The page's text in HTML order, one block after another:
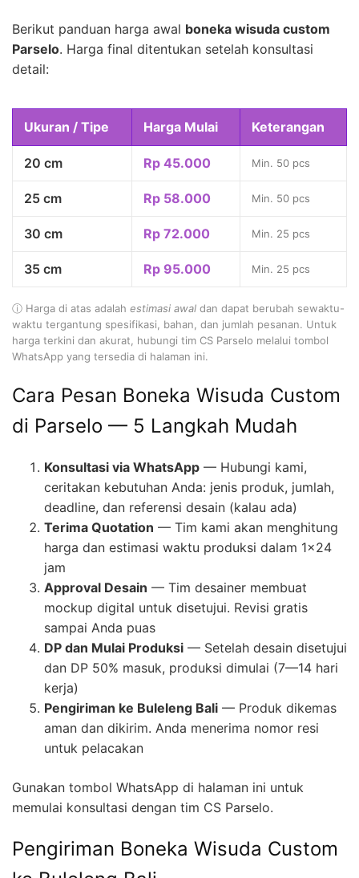
Berikut panduan harga awal boneka wisuda custom
Parselo. Harga final ditentukan setelah konsultasi
detail:
Ukuran / Tipe Harga Mulai Keterangan
20 cm Rp 45.000 Min. 50 pcs
25 cm Rp 58.000 Min. 50 pcs
30 cm Rp 72.000 Min. 25 pcs
35 cm Rp 95.000 Min. 25 pcs
ⓘ Harga di atas adalah estimasi awal dan dapat berubah sewaktu-
waktu tergantung spesifikasi, bahan, dan jumlah pesanan. Untuk
harga terkini dan akurat, hubungi tim CS Parselo melalui tombol
WhatsApp yang tersedia di halaman ini.
Cara Pesan Boneka Wisuda Custom
di Parselo — 5 Langkah Mudah
Konsultasi via WhatsApp — Hubungi kami,
ceritakan kebutuhan Anda: jenis produk, jumlah,
deadline, dan referensi desain (kalau ada)
Terima Quotation — Tim kami akan menghitung
harga dan estimasi waktu produksi dalam 1×24
jam
Approval Desain — Tim desainer membuat
mockup digital untuk disetujui. Revisi gratis
sampai Anda puas
DP dan Mulai Produksi — Setelah desain disetujui
dan DP 50% masuk, produksi dimulai (7—14 hari
kerja)
Pengiriman ke Buleleng Bali — Produk dikemas
aman dan dikirim. Anda menerima nomor resi
untuk pelacakan
Gunakan tombol WhatsApp di halaman ini untuk
memulai konsultasi dengan tim CS Parselo.
Pengiriman Boneka Wisuda Custom